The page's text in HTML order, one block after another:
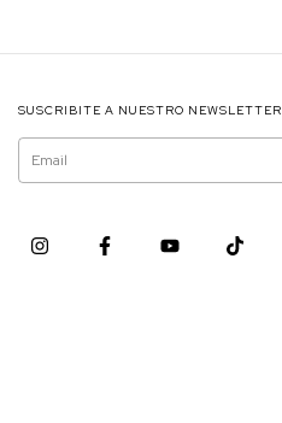
SUSCRIBITE A NUESTRO NEWSLETTER